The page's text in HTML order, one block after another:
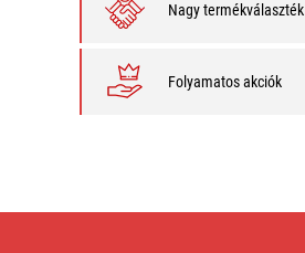
Nagy termékválaszték
Folyamatos akciók